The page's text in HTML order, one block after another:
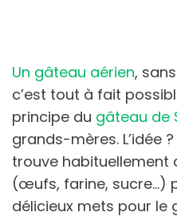
Un gâteau aérien,
c’est tout à fait
principe du gâteau de
grands-mères. L’idée
trouve habituellement
(œufs, farine, sucre…)
délicieux mets pour le